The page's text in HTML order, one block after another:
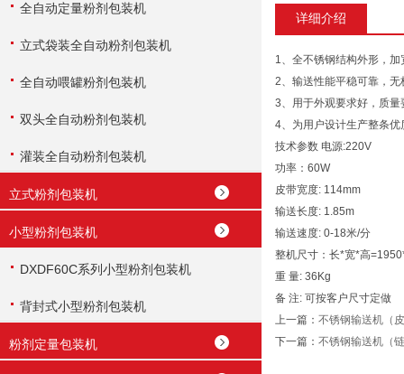
全自动定量粉剂包装机
立式袋装全自动粉剂包装机
全自动喂罐粉剂包装机
双头全自动粉剂包装机
灌装全自动粉剂包装机
立式粉剂包装机
小型粉剂包装机
DXDF60C系列小型粉剂包装机
背封式小型粉剂包装机
粉剂定量包装机
详细介绍
1、全不锈钢结构外形，
2、输送性能平稳可靠，
3、用于外观要求好，质
4、为用户设计生产整条优
技术参数 电源:220V
功率：60W
皮带宽度: 114mm
输送长度: 1.85m
输送速度: 0-18米/分
整机尺寸：长*宽*高
重 量: 36Kg
备 注: 可按客户尺寸定做
上一篇： 不锈钢输送机（
下一篇： 不锈钢输送机（